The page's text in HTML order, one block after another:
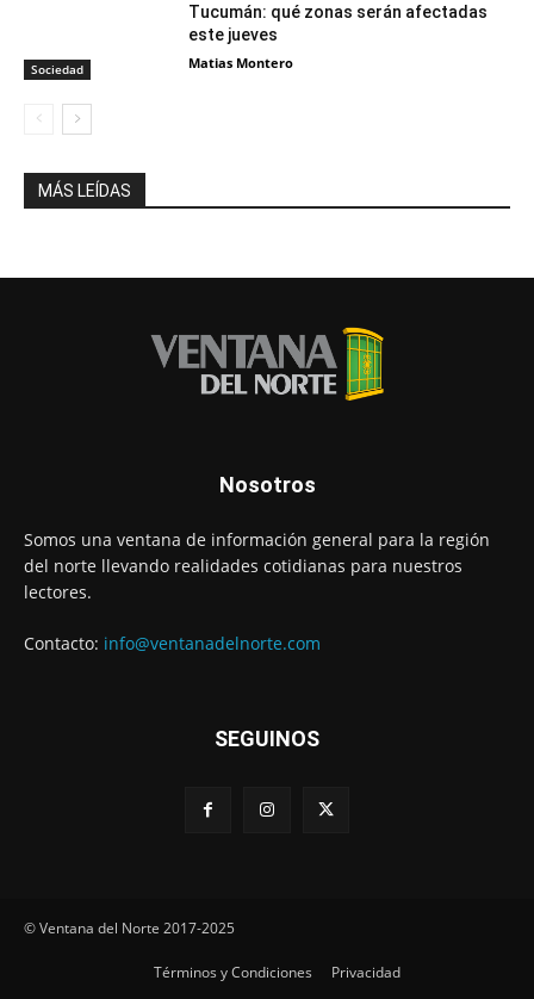
Sociedad
Tucumán: qué zonas serán afectadas
este jueves
Matias Montero
MÁS LEÍDAS
Nosotros
Somos una ventana de información general para la región
del norte llevando realidades cotidianas para nuestros
lectores.
Contacto: info@ventanadelnorte.com
SEGUINOS
© Ventana del Norte 2017-2025
Términos y Condiciones Privacidad